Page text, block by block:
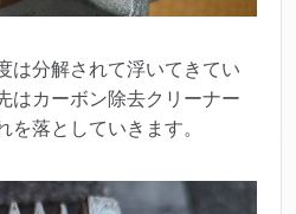
は分解されて浮いてきてい
はカーボン除去クリーナー
を落としていきます。